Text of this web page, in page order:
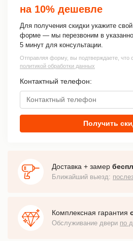
на 10% дешевле
Для получения скидки укажите
форме — мы перезвоним в
5 минут для консультации.
Отправляя форму, вы подтверждаете, что
политикой обработки данных
Контактный телефон:
Получить
Доставка + замер
Ближайший выезд:
Комплексная гарантия
Обслуживание двери по